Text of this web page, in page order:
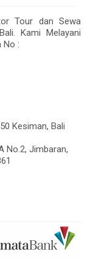
Tour dan Sewa
Kami Melayani
No :
Kesiman, Bali
No.2, Jimbaran,